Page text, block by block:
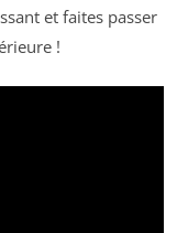
et faites passer
!